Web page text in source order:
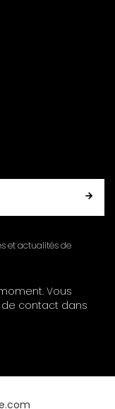
et actualités de
Vous
contact dans